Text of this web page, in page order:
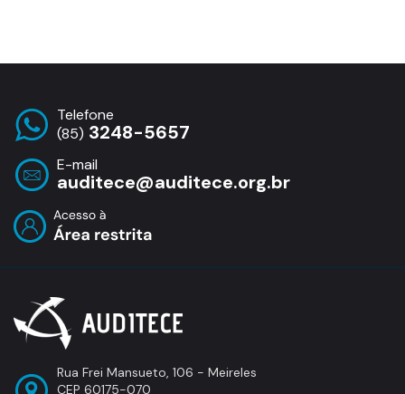
Telefone
(85) 3248-5657
E-mail
auditece@auditece.org.br
Rua Frei Mansueto, 106 - Meireles
CEP 60175-070